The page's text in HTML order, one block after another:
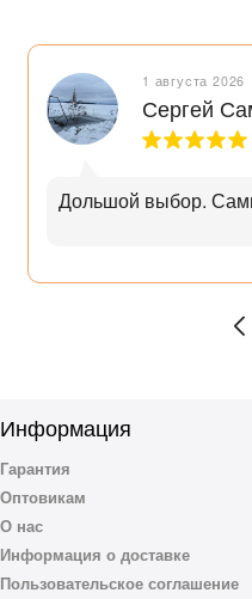
1 августа 2026
Сергей
Дольшой выбор.
Информация
Гарантия
Оптовикам
О нас
Информация о доставке
Пользовательское соглашение